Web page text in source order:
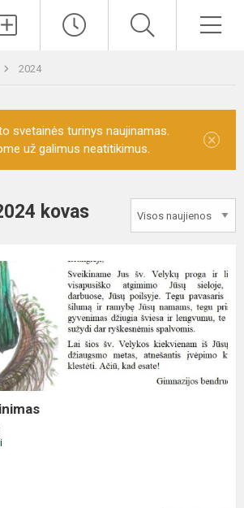
2024
svetainės turinys naujinamas.
už galimus neatitikimus.
×
kovas